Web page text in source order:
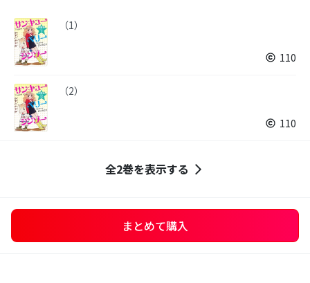
（1）
110
（2）
110
全2巻を表示する
まとめて購入